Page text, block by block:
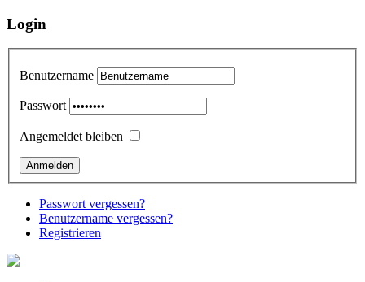
Login
Benutzername
Passwort
Angemeldet bleiben
Passwort vergessen?
Benutzername vergessen?
Registrieren